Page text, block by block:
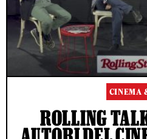
CINEMA
ROLLING